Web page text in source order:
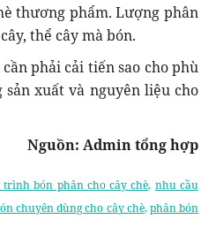
thương phẩm. Lượng phân
thể cây mà bón.
phải cải tiến sao cho phù
xuất và nguyên liệu cho
Nguồn: Admin tổng hợp
trình bón phân cho cây chè, nhu cầu
chuyên dùng cho cây chè,phân bón